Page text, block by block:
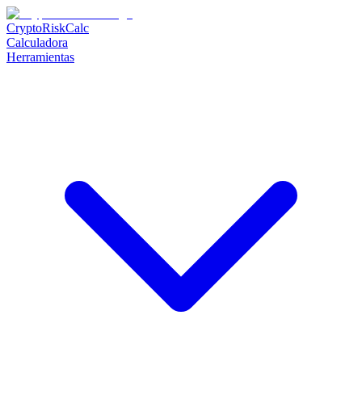
CryptoRiskCalc
Calculadora
Herramientas